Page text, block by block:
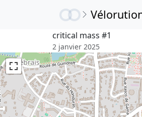
critical mass #1
2 janvier 2025